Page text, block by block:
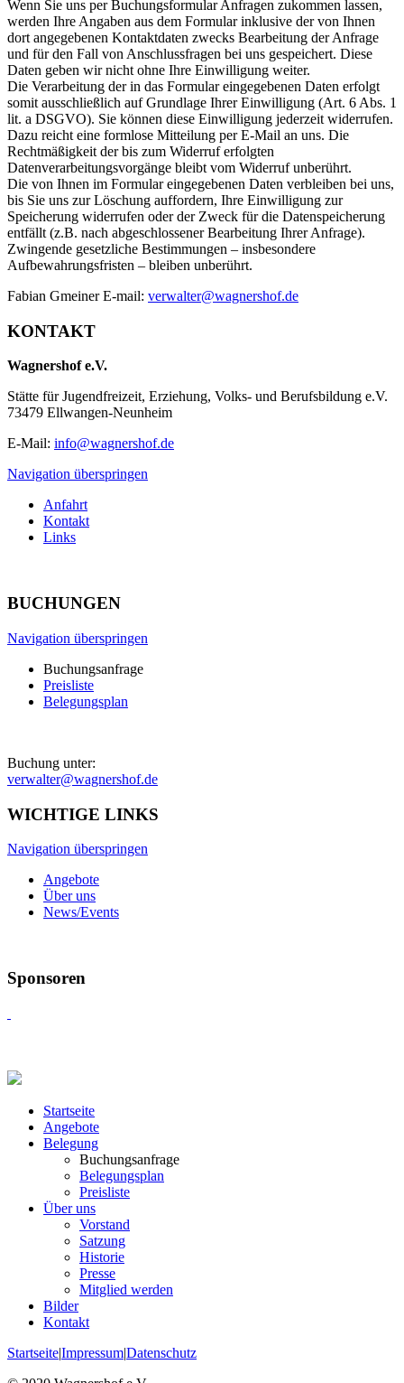
Wenn Sie uns per Buchungsformular Anfragen zukommen lassen,
werden Ihre Angaben aus dem Formular inklusive der von Ihnen
dort angegebenen Kontaktdaten zwecks Bearbeitung der Anfrage
und für den Fall von Anschlussfragen bei uns gespeichert. Diese
Daten geben wir nicht ohne Ihre Einwilligung weiter.
Die Verarbeitung der in das Formular eingegebenen Daten erfolgt
somit ausschließlich auf Grundlage Ihrer Einwilligung (Art. 6 Abs. 1
lit. a DSGVO). Sie können diese Einwilligung jederzeit widerrufen.
Dazu reicht eine formlose Mitteilung per E-Mail an uns. Die
Rechtmäßigkeit der bis zum Widerruf erfolgten
Datenverarbeitungsvorgänge bleibt vom Widerruf unberührt.
Die von Ihnen im Formular eingegebenen Daten verbleiben bei uns,
bis Sie uns zur Löschung auffordern, Ihre Einwilligung zur
Speicherung widerrufen oder der Zweck für die Datenspeicherung
entfällt (z.B. nach abgeschlossener Bearbeitung Ihrer Anfrage).
Zwingende gesetzliche Bestimmungen – insbesondere
Aufbewahrungsfristen – bleiben unberührt.
Fabian Gmeiner E-mail: verwalter@wagnershof.de
KONTAKT
Wagnershof e.V.
Stätte für Jugendfreizeit, Erziehung, Volks- und Berufsbildung e.V.
73479 Ellwangen-Neunheim
E-Mail: info@wagnershof.de
Navigation überspringen
Anfahrt
Kontakt
Links
BUCHUNGEN
Navigation überspringen
Buchungsanfrage
Preisliste
Belegungsplan
Buchung unter:
verwalter@wagnershof.de
WICHTIGE LINKS
Navigation überspringen
Angebote
Über uns
News/Events
Sponsoren
Startseite
Angebote
Belegung
Buchungsanfrage
Belegungsplan
Preisliste
Über uns
Vorstand
Satzung
Historie
Presse
Mitglied werden
Bilder
Kontakt
Startseite|Impressum|Datenschutz